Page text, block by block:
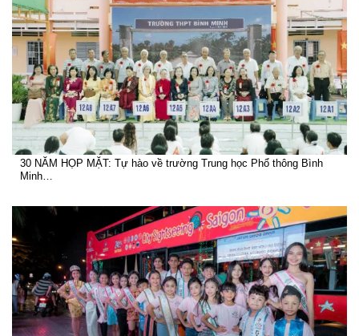
30 NĂM HỌP MẶT: Tự hào về trường Trung học Phổ thông Bình
Minh…